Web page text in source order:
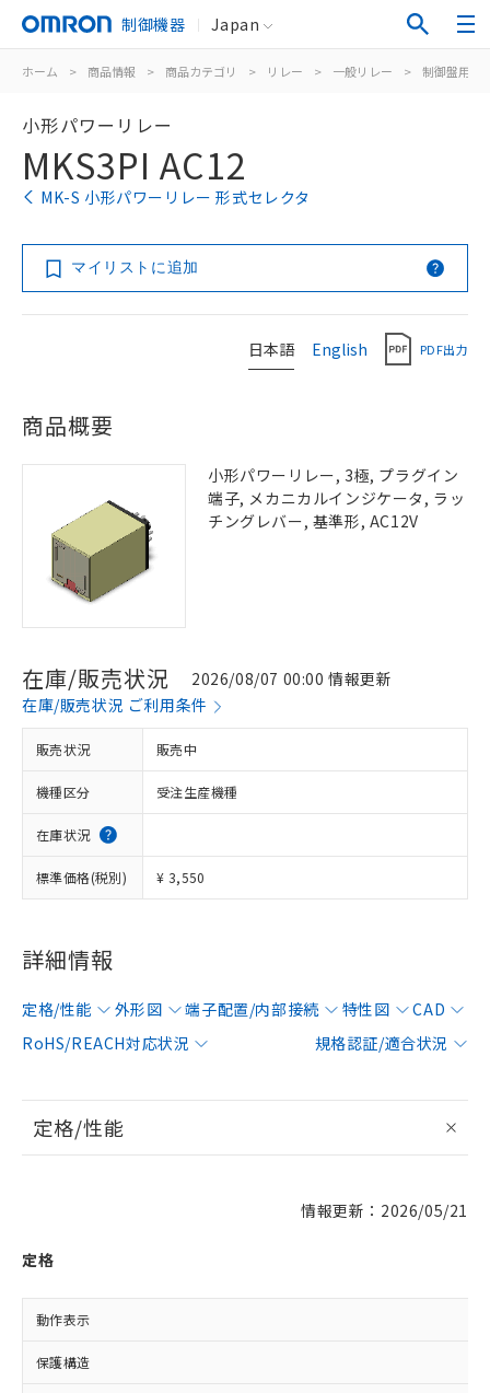
制御機器 Japan
ホーム > 商品情報 > 商品カテゴリ > リレー > 一般リレー > 制御盤用
小形パワーリレー
MKS3PI AC12
MK-S 小形パワーリレー 形式セレクタ
マイリストに追加
日本語 English PDF出力
商品概要
小形パワーリレー, 3極, プラグイン
端子, メカニカルインジケータ, ラッ
チングレバー, 基準形, AC12V
在庫/販売状況
2026/08/07 00:00 情報更新
在庫/販売状況 ご利用条件
販売状況 販売中
機種区分 受注生産機種
在庫状況
標準価格(税別) ¥ 3,550
詳細情報
定格/性能 外形図 端子配置/内部接続 特性図
CAD
RoHS/REACH対応状況
規格認証/適合状況
定格/性能
情報更新：2026/05/21
定格
動作表示
保護構造